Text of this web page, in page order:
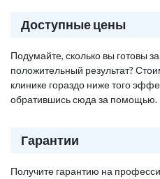
Доступные цены
Подумайте, сколько вы готовы
положительный результат?
клинике гораздо ниже того
обратившись сюда за помощью.
Гарантии
Получите гарантию на